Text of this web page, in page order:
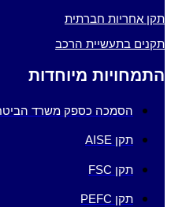
תקן אחריות חברתית
תקנים בתעשיית הרכב
התמחויות מיוחדות
הסמכה כספק משרד
תקן AISE
תקן FSC
תקן PEFC